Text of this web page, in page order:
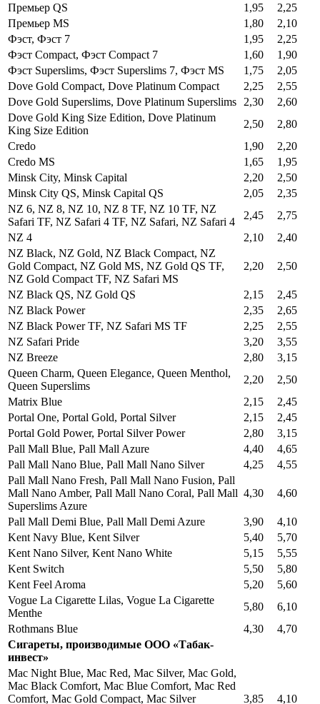
Премьер QS
1,95
2,25
Премьер MS
1,80
2,10
Фэст, Фэст 7
1,95
2,25
Фэст Compact, Фэст Compact 7
1,60
1,90
Фэст Superslims, Фэст Superslims 7, Фэст MS
1,75
2,05
Dove Gold Compact, Dove Platinum Compact
2,25
2,55
Dove Gold Superslims, Dove Platinum Superslims
2,30
2,60
Dove Gold King Size Edition, Dove Platinum
King Size Edition
2,50
2,80
Credo
1,90
2,20
Credo MS
1,65
1,95
Minsk City, Minsk Capital
2,20
2,50
Minsk City QS, Minsk Capital QS
2,05
2,35
NZ 6, NZ 8, NZ 10, NZ 8 TF, NZ 10 TF, NZ
Safari TF, NZ Safari 4 TF, NZ Safari, NZ Safari 4
2,45
2,75
NZ 4
2,10
2,40
NZ Black, NZ Gold, NZ Black Compact, NZ
Gold Compact, NZ Gold MS, NZ Gold QS TF,
NZ Gold Compact TF, NZ Safari MS
2,20 2,50
NZ Black QS, NZ Gold QS 2,15
2,45
NZ Black Power
2,35
2,65
NZ Black Power TF, NZ Safari MS TF
2,25
2,55
NZ Safari Pride
3,20
3,55
NZ Breeze
2,80
3,15
Queen Charm, Queen Elegance, Queen Menthol,
Queen Superslims
2,20
2,50
Matrix Blue
2,15
2,45
Portal One, Portal Gold, Portal Silver
2,15
2,45
Portal Gold Power, Portal Silver Power
2,80
3,15
Pall Mall Blue, Pall Mall Azure
4,40
4,65
Pall Mall Nano Blue, Pall Mall Nano Silver
4,25
4,55
Pall Mall Nano Fresh, Pall Mall Nano Fusion, Pall
Mall Nano Amber, Pall Mall Nano Coral, Pall Mall
Superslims Azure
4,30 4,60
Pall Mall Demi Blue, Pall Mall Demi Azure 3,90
4,10
Kent Navy Blue, Kent Silver
5,40
5,70
Kent Nano Silver, Kent Nano White
5,15
5,55
Kent Switch
5,50
5,80
Kent Feel Aroma
5,20
5,60
Vogue La Cigarette Lilas, Vogue La Cigarette
Menthe
5,80
6,10
Rothmans Blue
4,30
4,70
Сигареты, производимые ООО «Табак-
инвест»
Mac Night Blue, Mac Red, Mac Silver, Mac Gold,
Mac Black Comfort, Mac Blue Comfort, Mac Red
Comfort, Mac Gold Compact, Mac Silver
3,85 4,10